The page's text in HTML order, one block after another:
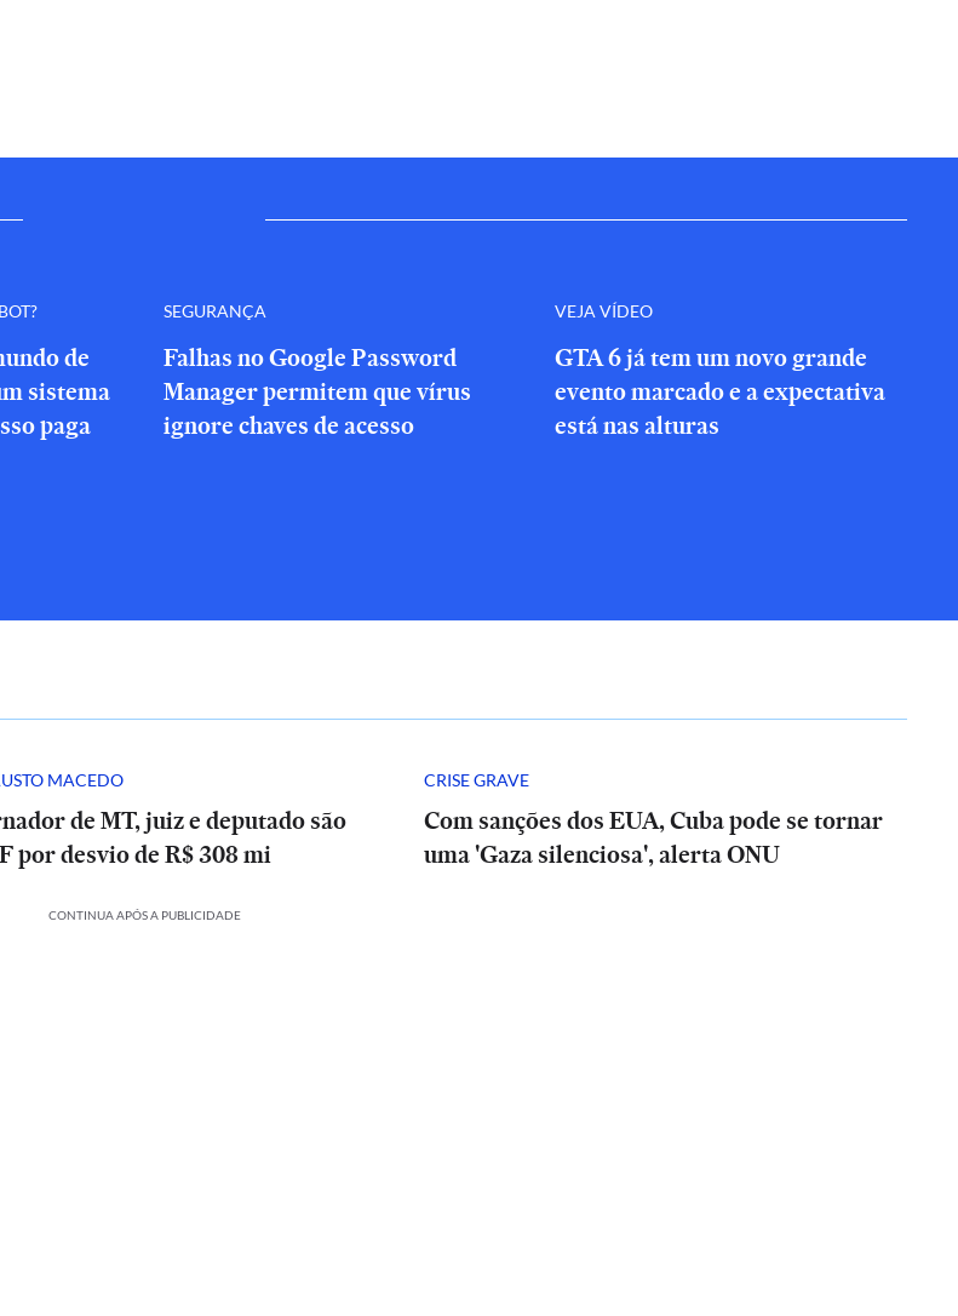
de
sistema
paga
SEGURANÇA
Falhas no Google Password
Manager permitem que vírus
ignore chaves de acesso
VEJA VÍDEO
GTA 6 já tem um novo grande
evento marcado e a expectativa
está nas alturas
MACEDO
de MT, juiz e deputado são
por desvio de R$ 308 mi
CRISE GRAVE
Com sanções dos EUA, Cuba pode se tornar
uma 'Gaza silenciosa', alerta ONU
CONTINUA APÓS A PUBLICIDADE